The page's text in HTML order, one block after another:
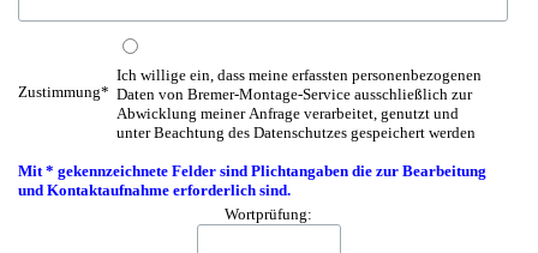
Zustimmung*
Ich willige ein, dass meine erfassten personenbezogenen
Daten von Bremer-Montage-Service ausschließlich zur
Abwicklung meiner Anfrage verarbeitet, genutzt und
unter Beachtung des Datenschutzes gespeichert werden
Ich willige ein, dass meine erfassten personenbezogenen
Mit * gekennzeichnete Felder sind Plichtangaben die zur Bearbeitung
und Kontaktaufnahme erforderlich sind.
Wortprüfung: